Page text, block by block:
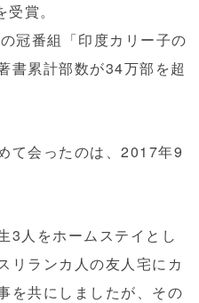
賞。
冠番組「印度カリー子の
書累計部数が34万部を超
て会ったのは、2017年9
3人をホームステイとし
リランカ人の友人宅にカ
を共にしましたが、その